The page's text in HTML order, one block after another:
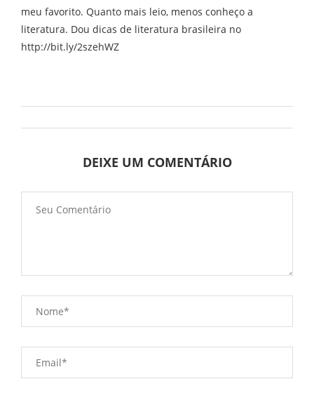
meu favorito. Quanto mais leio, menos conheço a
literatura. Dou dicas de literatura brasileira no
http://bit.ly/2szehWZ
DEIXE UM COMENTÁRIO